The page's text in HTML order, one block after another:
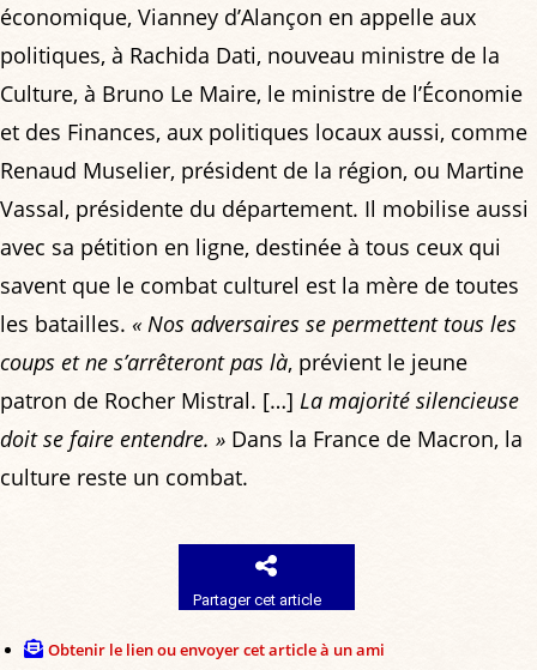
économique, Vianney d’Alançon en appelle aux
politiques, à Rachida Dati, nouveau ministre de la
Culture, à Bruno Le Maire, le ministre de l’Économie
et des Finances, aux politiques locaux aussi, comme
Renaud Muselier, président de la région, ou Martine
Vassal, présidente du département. Il mobilise aussi
avec sa pétition en ligne, destinée à tous ceux qui
savent que le combat culturel est la mère de toutes
les batailles. « Nos adversaires se permettent tous les
coups et ne s’arrêteront pas là, prévient le jeune
patron de Rocher Mistral. […] La majorité silencieuse
doit se faire entendre. » Dans la France de Macron, la
culture reste un combat.
Partager cet article
Obtenir le lien ou envoyer cet article à un ami